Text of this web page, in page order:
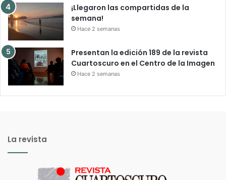
¡Llegaron las compartidas de la
semana!
Hace 2 semanas
Presentan la edición 189 de la revista
Cuartoscuro en el Centro de la Imagen
Hace 2 semanas
La revista